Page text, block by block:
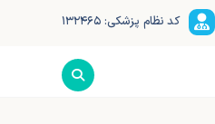
کد نظام پزشکی: ۱۳۲۴۶۵